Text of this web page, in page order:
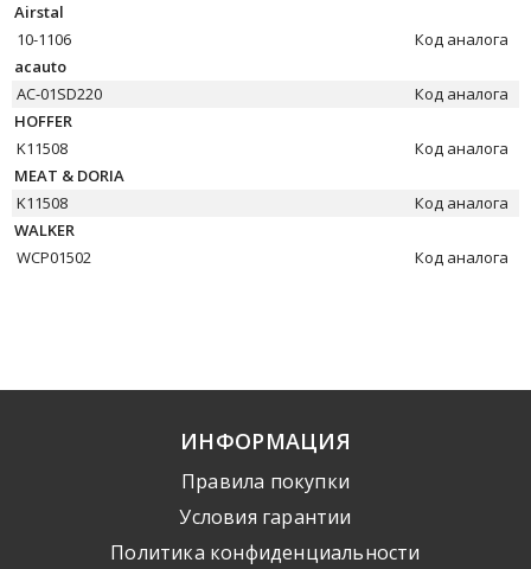
Airstal
10-1106
Код аналога
acauto
AC-01SD220
Код аналога
HOFFER
K11508
Код аналога
MEAT & DORIA
K11508
Код аналога
WALKER
WCP01502
Код аналога
ИНФОРМАЦИЯ
Правила покупки
Условия гарантии
Политика конфиденциальности